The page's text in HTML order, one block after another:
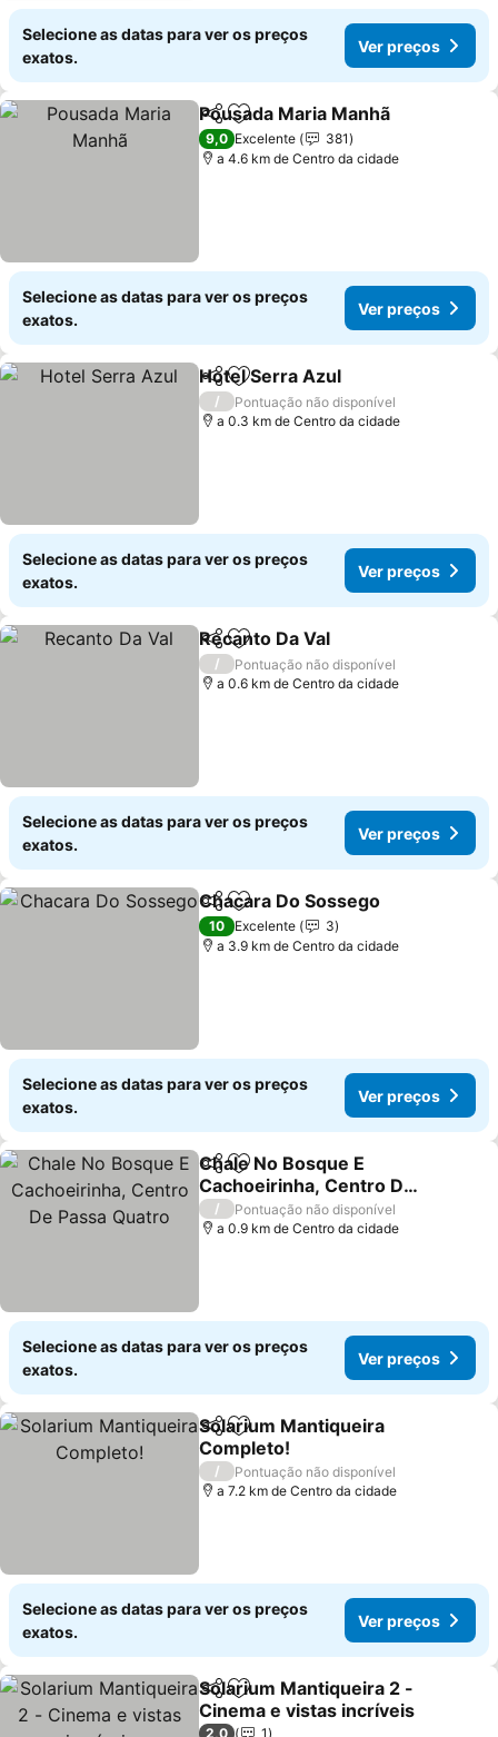
Selecione as datas para ver os preços
exatos.
Ver preços
PartilharAdicionar aos favoritos
Pousada Maria Manhã
9,0 Excelente
381
a 4.6 km de Centro da cidade
Selecione as datas para ver os preços
exatos.
Ver preços
PartilharAdicionar aos favoritos
Hotel Serra Azul
/
Pontuação não disponível
a 0.3 km de Centro da cidade
Selecione as datas para ver os preços
exatos.
Ver preços
PartilharAdicionar aos favoritos
Recanto Da Val
/
Pontuação não disponível
a 0.6 km de Centro da cidade
Selecione as datas para ver os preços
exatos.
Ver preços
PartilharAdicionar aos favoritos
Chacara Do Sossego
10 Excelente
3
a 3.9 km de Centro da cidade
Selecione as datas para ver os preços
exatos.
Ver preços
PartilharAdicionar aos favoritos
Chale No Bosque E
Cachoeirinha, Centro De
Passa Quatro
Ver preços
/
Pontuação não disponível
a 0.9 km de Centro da cidade
Selecione as datas para ver os preços
exatos.
Ver preços
PartilharAdicionar aos favoritos
Solarium Mantiqueira
Completo!
Ver preços
/
Pontuação não disponível
a 7.2 km de Centro da cidade
Selecione as datas para ver os preços
exatos.
Ver preços
PartilharAdicionar aos favoritos
Solarium Mantiqueira 2 -
Cinema e vistas incríveis
2,0 1